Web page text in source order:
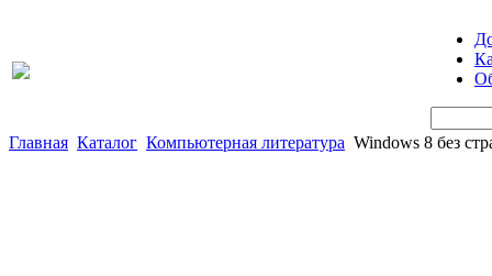
Главная Каталог Компьютерная литература Windows 8 без